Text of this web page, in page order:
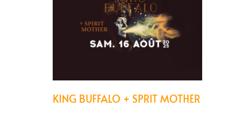
KING BUFFALO + SPRIT MOTHER